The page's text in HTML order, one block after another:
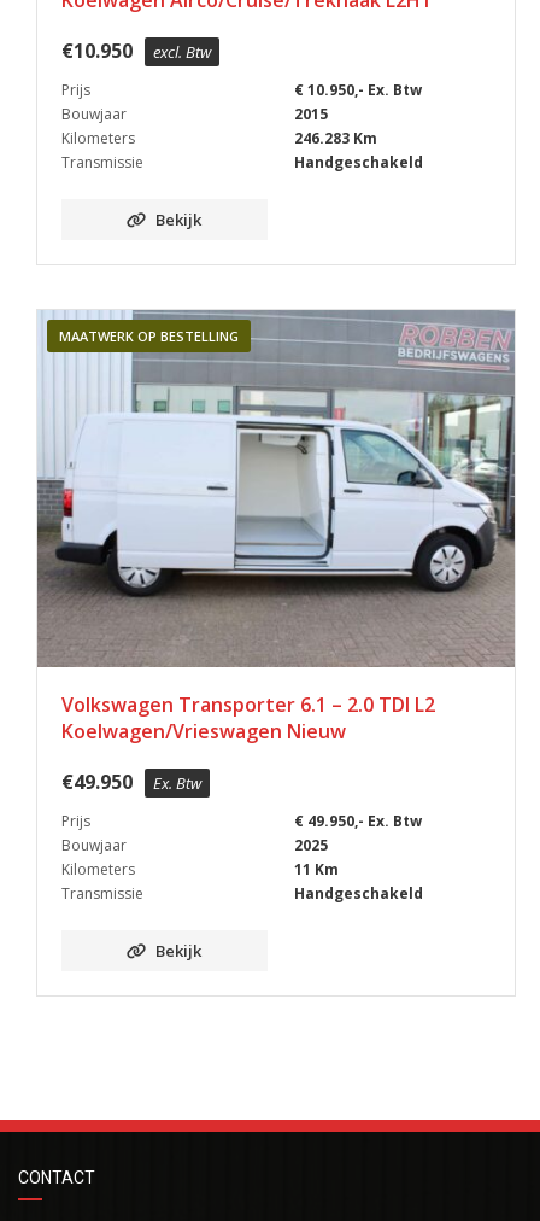
€10.950 excl. Btw
Prijs
€ 10.950,- Ex. Btw
Bouwjaar
2015
Kilometers
246.283 Km
Transmissie
Handgeschakeld
Bekijk
MAATWERK OP BESTELLING
Volkswagen Transporter 6.1 – 2.0 TDI L2
Koelwagen/Vrieswagen Nieuw
€49.950 Ex. Btw
Prijs
€ 49.950,- Ex. Btw
Bouwjaar
2025
Kilometers
11 Km
Transmissie
Handgeschakeld
Bekijk
CONTACT